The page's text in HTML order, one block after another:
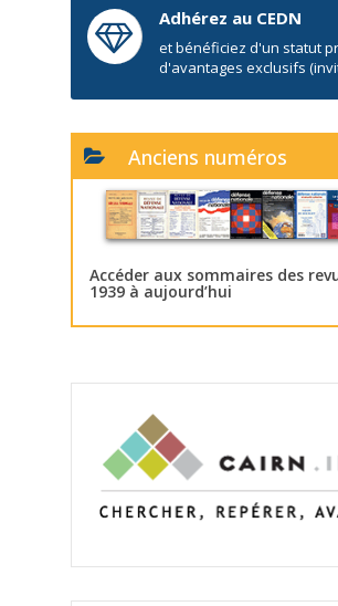
Adhérez au CEDN
et bénéficiez d'un statut
d'avantages exclusifs
Anciens numéros
Accéder aux sommaires des
1939 à aujourd’hui